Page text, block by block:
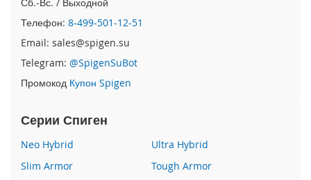
A
i
r
i
P
h
e
7
Телефон: 8-499-501-12-51
Email: sales@spigen.su
Telegram: @SpigenSuBot
Промокод Купон Spigen
Серии Спиген
Neo Hybrid
Ultra Hybrid
Slim Armor
Tough Armor